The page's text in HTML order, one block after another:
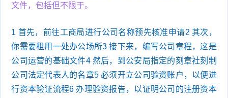
文件，包括但不限于。
1 首先，前往工商局进行公司名称预先核准申请2 其次，
你需要租用一处办公场所3 接下来，编写公司章程，这是
公司运营的基础文件4 然后，到公安局指定的刻章社刻制
公司法定代表人的名章5 必须开立公司验资账户，以便进
行资本验证流程6 办理验资报告，以证明公司的注册资本